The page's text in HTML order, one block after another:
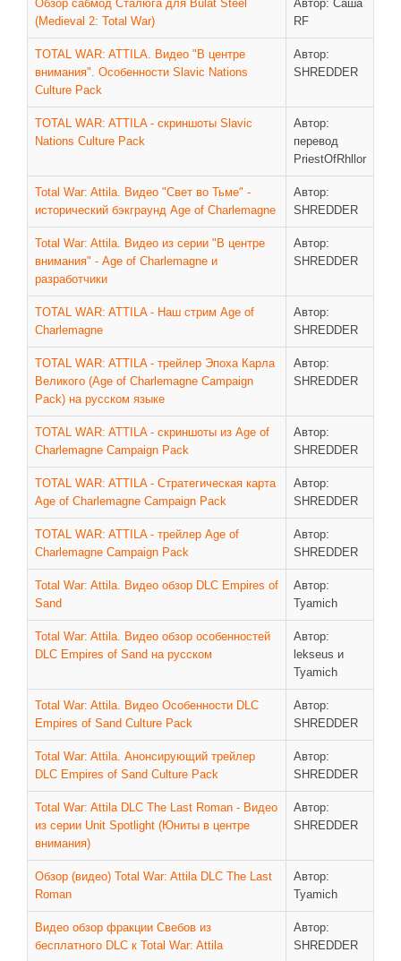
ДРУГИЕ ИГРЫ
Серия игр Mount and Blade
Вселенные Warhammer
Серия игр «История войн»
КРЕАТИВ
Творчество СиЧевиков
Блоги о рыбалке
Черный Гетман (роман)
ИСТОРИЯ
Загадки и тайны истории
Наше время
Новое время
Крестовые походы
Средние века
Обзор сабмод Сталюга для Bulat Steel
(Medieval 2: Total War)
Автор: Саша
RF
TOTAL WAR: ATTILA. Видео "В центре
внимания". Особенности Slavic Nations
Culture Pack
Автор:
SHREDDER
TOTAL WAR: ATTILA - скриншоты Slavic
Nations Culture Pack
Автор:
перевод
PriestOfRhllor
Total War: Attila. Видео "Свет во Тьме" -
исторический бэкграунд Age of Charlemagne
Автор:
SHREDDER
Total War: Attila. Видео из серии "В центре
внимания" - Age of Charlemagne и
разработчики
Автор:
SHREDDER
TOTAL WAR: ATTILA - Наш стрим Age of
Charlemagne
Автор:
SHREDDER
TOTAL WAR: ATTILA - трейлер Эпоха Карла
Великого (Age of Charlemagne Campaign
Pack) на русском языке
Автор:
SHREDDER
TOTAL WAR: ATTILA - скриншоты из Age of
Charlemagne Campaign Pack
Автор:
SHREDDER
TOTAL WAR: ATTILA - Стратегическая карта
Age of Charlemagne Campaign Pack
Автор:
SHREDDER
TOTAL WAR: ATTILA - трейлер Age of
Charlemagne Campaign Pack
Автор:
SHREDDER
Total War: Attila. Видео обзор DLC Empires of
Sand
Автор:
Tyamich
Total War: Attila. Видео обзор особенностей
DLC Empires of Sand на русском
Автор:
lekseus и
Tyamich
Total War: Attila. Видео Особенности DLC
Empires of Sand Culture Pack
Автор:
SHREDDER
Total War: Attila. Анонсирующий трейлер
DLC Empires of Sand Culture Pack
Автор:
SHREDDER
Total War: Attila DLC The Last Roman - Видео
из серии Unit Spotlight (Юниты в центре
внимания)
Автор:
SHREDDER
Обзор (видео) Total War: Attila DLC The Last
Roman
Автор:
Tyamich
Видео обзор фракции Свебов из
бесплатного DLC к Total War: Attila
Автор:
SHREDDER